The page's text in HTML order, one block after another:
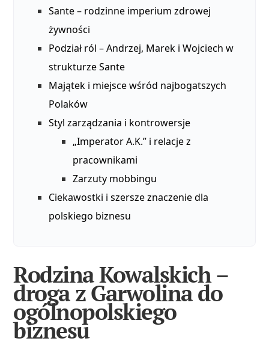
Sante – rodzinne imperium zdrowej
żywności
Podział ról – Andrzej, Marek i Wojciech w
strukturze Sante
Majątek i miejsce wśród najbogatszych
Polaków
Styl zarządzania i kontrowersje
„Imperator A.K.” i relacje z
pracownikami
Zarzuty mobbingu
Ciekawostki i szersze znaczenie dla
polskiego biznesu
Rodzina Kowalskich –
droga z Garwolina do
ogólnopolskiego
biznesu